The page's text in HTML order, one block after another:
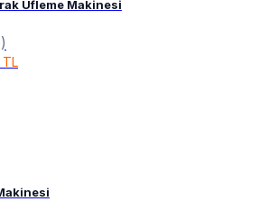
Üfleme Makinesi